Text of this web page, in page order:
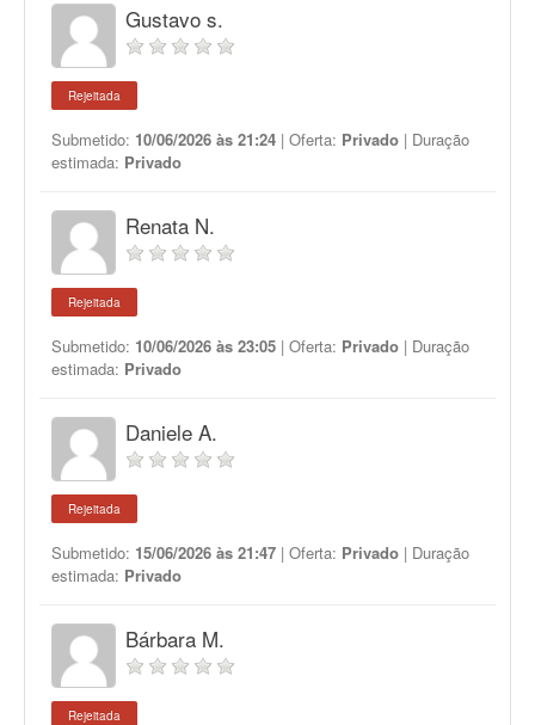
Gustavo s.
Rejeitada
Submetido: 10/06/2026 às 21:24 | Oferta: Privado | Duração
estimada: Privado
Renata N.
Rejeitada
Submetido: 10/06/2026 às 23:05 | Oferta: Privado | Duração
estimada: Privado
Daniele A.
Rejeitada
Submetido: 15/06/2026 às 21:47 | Oferta: Privado | Duração
estimada: Privado
Bárbara M.
Rejeitada